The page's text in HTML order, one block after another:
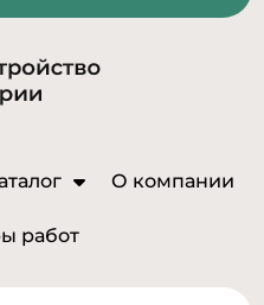
О компании
работ